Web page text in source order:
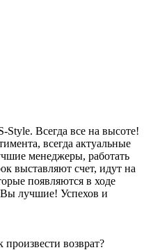
Всегда все на высоте!
всегда актуальные
менеджеры, работать
выставляют счет, идут на
появляются в ходе
лучшие! Успехов и
возврат?